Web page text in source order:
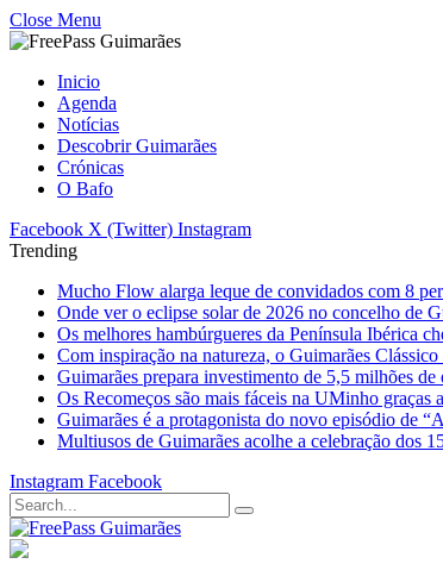
Close Menu
Inicio
Agenda
Notícias
Descobrir Guimarães
Crónicas
O Bafo
Facebook X (Twitter) Instagram
Trending
Mucho Flow alarga leque de convidados com 8
Onde ver o eclipse solar de 2026 no concelho de
Os melhores hambúrgueres da Península Ibérica
Com inspiração na natureza, o Guimarães
Guimarães prepara investimento de 5,5 milhões
Os Recomeços são mais fáceis na UMinho graças
Guimarães é a protagonista do novo episódio de
Multiusos de Guimarães acolhe a celebração dos
Instagram Facebook